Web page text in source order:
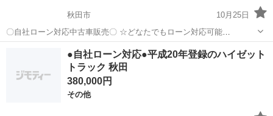
秋田市
10月25日
〇自社ローン対応中古車販売〇 ☆どなたでもローン対応可能
☆ １、勤続年数の短い方や自営業の方 ２、パートを
される主婦の方や派遣社員の方 ３、自己破産等をされた方やローンが
組めない方 ４、他社様で...
その他 車両
●自社ローン対応●平成20年登録のハイゼット
トラック 秋田
380,000円
その他